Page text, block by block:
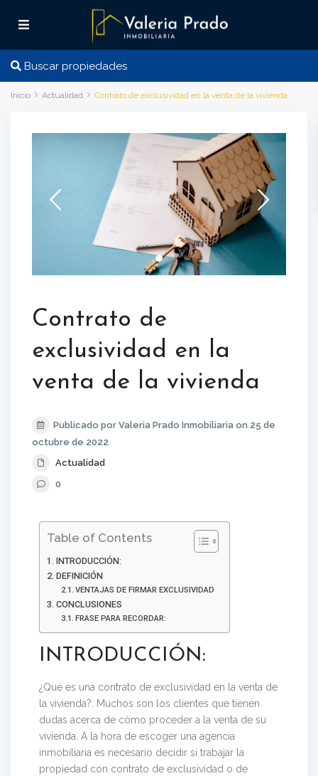
Buscar propiedades
Inicio Actualidad Contrato de exclusividad en la venta de la vivienda
Contrato de
exclusividad en la
venta de la vivienda
Publicado por Valeria Prado Inmobiliaria on 25 de
octubre de 2022
Actualidad
0
Table of Contents
INTRODUCCIÓN:
DEFINICIÓN
VENTAJAS DE FIRMAR EXCLUSIVIDAD
CONCLUSIONES
FRASE PARA RECORDAR:
INTRODUCCIÓN:
¿Qué es una contrato de exclusividad en la venta de
la vivienda?. Muchos son los clientes que tienen
dudas acerca de cómo proceder a la venta de su
vivienda. A la hora de escoger una agencia
inmobiliaria es necesario decidir si trabajar la
propiedad con contrato de exclusividad o de